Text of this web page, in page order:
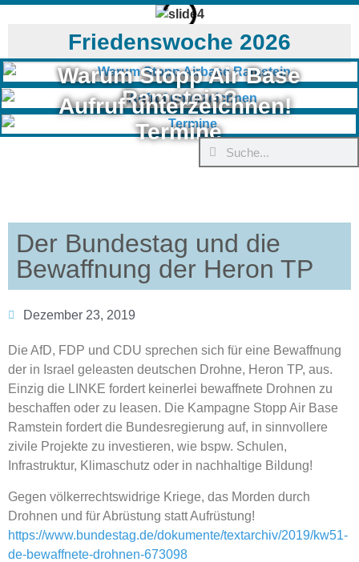
Friedenswoche 2026
Warum Stopp Air Base
Ramstein?
Aufruf unterzeichnen!
Termine
Der Bundestag und die
Bewaffnung der Heron TP
Dezember 23, 2019
Die AfD, FDP und CDU sprechen sich für eine Bewaffnung
der in Israel geleasten deutschen Drohne, Heron TP, aus.
Einzig die LINKE fordert keinerlei bewaffnete Drohnen zu
beschaffen oder zu leasen. Die Kampagne Stopp Air Base
Ramstein fordert die Bundesregierung auf, in sinnvollere
zivile Projekte zu investieren, wie bspw. Schulen,
Infrastruktur, Klimaschutz oder in nachhaltige Bildung!
Gegen völkerrechtswidrige Kriege, das Morden durch
Drohnen und für Abrüstung statt Aufrüstung!
https://www.bundestag.de/dokumente/textarchiv/2019/kw51-
de-bewaffnete-drohnen-673098